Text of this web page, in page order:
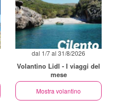
dal 1/7 al 31/8/2026
Volantino Lidl - I viaggi del
mese
Mostra volantino